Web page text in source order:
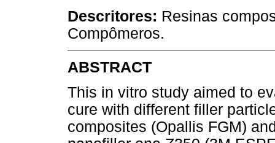
Descritores: Resinas
Compômeros.
ABSTRACT
This in vitro study aimed to
cure with different filler
composites (Opallis FGM)